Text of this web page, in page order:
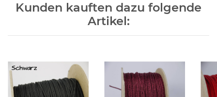
Kunden kauften dazu folgende
Artikel: